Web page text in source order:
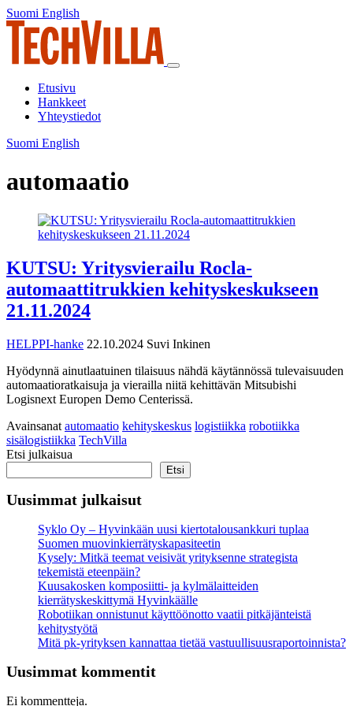
Siirry
sisältöön
Suomi Suomi
English
Päävalikko
Etusivu
Hankkeet
Yhteystiedot
Suomi Suomi
English
automaatio
KUTSU: Yritysvierailu Rocla-
automaattitrukkien kehityskeskukseen
21.11.2024
HELPPI-hanke 22.10.2024 Suvi Inkinen
Hyödynnä ainutlaatuinen tilaisuus nähdä käytännössä tulevaisuuden
automaatioratkaisuja ja vierailla niitä kehittävän Mitsubishi
Logisnext Europen Demo Centerissä.
Avainsanat automaatio kehityskeskus logistiikka robotiikka
sisälogistiikka TechVilla
Etsi julkaisua
Etsi
Uusimmat julkaisut
Syklo Oy – Hyvinkään uusi kiertotalousankkuri tuplaa
Suomen muovinkierrätyskapasiteetin
Kysely: Mitkä teemat veisivät yrityksenne strategista
tekemistä eteenpäin?
Kuusakosken komposiitti- ja kylmälaitteiden
kierrätyskeskittymä Hyvinkäälle
Robotiikan onnistunut käyttöönotto vaatii pitkäjänteistä
kehitystyötä
Mitä pk-yrityksen kannattaa tietää vastuullisuus­raportoinnista?
Uusimmat kommentit
Ei kommentteja.